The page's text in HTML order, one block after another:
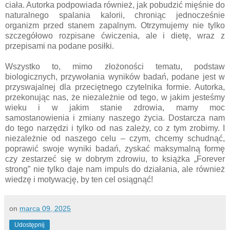
ciała. Autorka podpowiada również, jak pobudzić mięśnie do
naturalnego spalania kalorii, chroniąc jednocześnie
organizm przed stanem zapalnym. Otrzymujemy nie tylko
szczegółowo rozpisane ćwiczenia, ale i dietę, wraz z
przepisami na podane posiłki.
Wszystko to, mimo złożoności tematu, podstaw
biologicznych, przywołania wyników badań, podane jest w
przyswajalnej dla przeciętnego czytelnika formie. Autorka,
przekonując nas, że niezależnie od tego, w jakim jesteśmy
wieku i w jakim stanie zdrowia, mamy moc
samostanowienia i zmiany naszego życia. Dostarcza nam
do tego narzędzi i tylko od nas zależy, co z tym zrobimy. I
niezależnie od naszego celu – czym, chcemy schudnąć,
poprawić swoje wyniki badań, zyskać maksymalną formę
czy zestarzeć się w dobrym zdrowiu, to książka „Forever
strong” nie tylko daje nam impuls do działania, ale również
wiedzę i motywację, by ten cel osiągnąć!
on marca 09, 2025
Udostępnij